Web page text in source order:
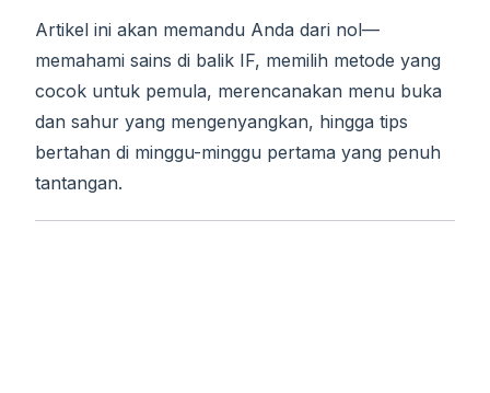
Artikel ini akan memandu Anda dari nol—
memahami sains di balik IF, memilih metode yang
cocok untuk pemula, merencanakan menu buka
dan sahur yang mengenyangkan, hingga tips
bertahan di minggu-minggu pertama yang penuh
tantangan.